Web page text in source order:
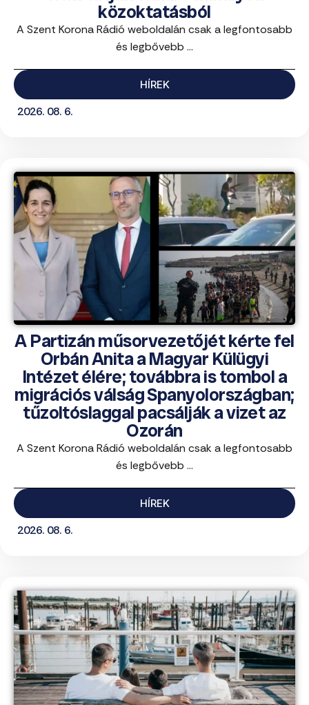
közoktatásból
A Szent Korona Rádió weboldalán csak a legfontosabb
és legbővebb ...
HÍREK
2026. 08. 6.
A Partizán műsorvezetőjét kérte fel
Orbán Anita a Magyar Külügyi
Intézet élére; továbbra is tombol a
migrációs válság Spanyolországban;
tűzoltóslaggal pacsálják a vizet az
Ozorán
A Szent Korona Rádió weboldalán csak a legfontosabb
és legbővebb ...
HÍREK
2026. 08. 6.